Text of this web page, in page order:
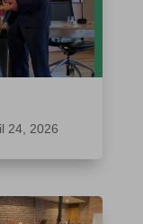
24, 2026